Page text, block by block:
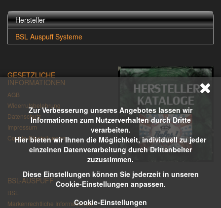
Zur Verbesserung unseres Angebotes lassen wir
Informationen zum Nutzerverhalten durch Dritte
verarbeiten.
Hier bieten wir Ihnen die Möglichkeit, individuell zu jeder
einzelnen Datenverarbeitung durch Drittanbeiter
zuzustimmen.
Diese Einstellungen können Sie jederzeit in unseren
Cookie-Einstellungen anpassen.
Cookie-Einstellungen
Hersteller
BSL Auspuff Systeme
GESETZLICHE
INFORMATIONEN
AGB
Widerrufsbelehrung
Datenschutz
Impressum
Cookie-Einstellungen
BSL-AUSPUFF
BSL
Markenrechtliche Informationen